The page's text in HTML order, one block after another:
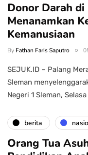
Donor Darah
Menanamkan
Kemanusiaan
By Fathan Faris Saputro
SEJUK.ID – Palang
Sleman
Negeri 1 Sleman,
berita
Orang Tua